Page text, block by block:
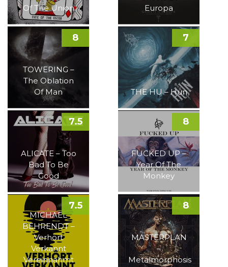
Of The Union
Europa
TOWERING –
The Oblation
Of Man
8
THE HU – Hun
7
ALICATE – Too
Bad To Be
Good
7.5
FUCKED UP –
Year Of The
Monkey
8
MICHAEL
BEHRENDT –
Verhört
Verkannt
Vereinnahmt
7.5
MASTERPLAN
–
Metalmorphosis
8